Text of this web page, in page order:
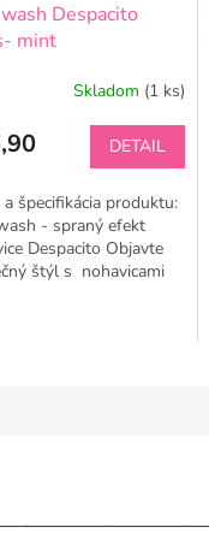
Despacito
mint
Skladom (1 ks)
DETAIL
a špecifikácia produktu:
- spraný efekt
Despacito Objavte
štýl s nohavicami
z vysoko